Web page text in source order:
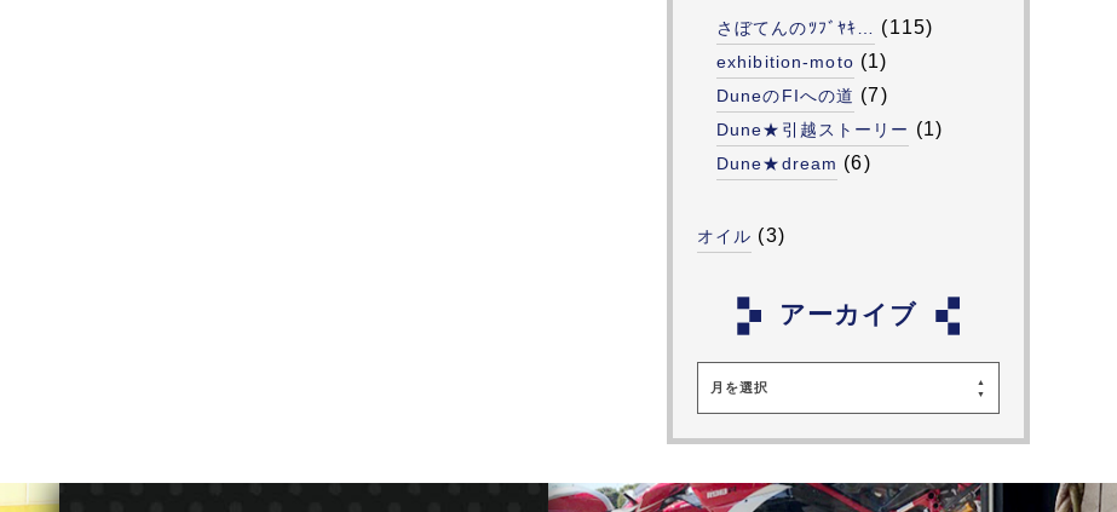
さぼてんのﾂﾌﾞﾔｷ… (115)
exhibition-moto (1)
DuneのFIへの道 (7)
Dune★引越ストーリー (1)
Dune★dream (6)
オイル (3)
アーカイブ
月を選択